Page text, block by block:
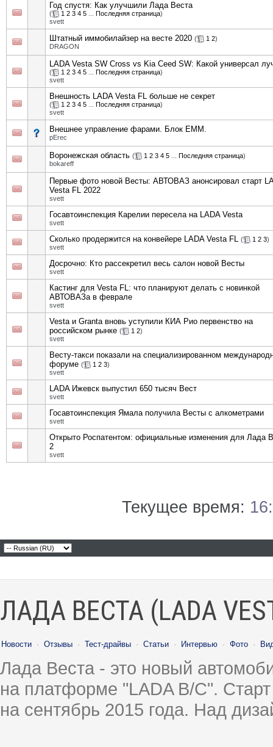
Год спустя: Как улучшили Лада Веста
( 1 2 3 4 5 Последняя страница)
svett
Штатный иммобилайзер на весте 2020 ( 1 2)
DRAGON
LADA Vesta SW Cross vs Kia Ceed SW: Какой универсал
( 1 2 3 4 5 Последняя страница)
svett
Внешность LADA Vesta FL больше не секрет
( 1 2 3 4 5 Последняя страница)
svett
Внешнее управление фарами. Блок EMM.
pErec
Воронежская область ( 1 2 3 4 5 Последняя страница)
bokareff
Первые фото новой Весты: АВТОВАЗ анонсировал старт
Vesta FL 2022
svett
Госавтоинспекция Карелии пересела на LADA Vesta
svett
Сколько продержится на конвейере LADA Vesta FL ( 1 2 3)
svett
Досрочно: Кто рассекретил весь салон новой Весты
svett
Кастинг для Vesta FL: что планируют делать с новинкой
АВТОВАЗа в феврале
svett
Vesta и Granta вновь уступили КИА Рио первенство на
российском рынке ( 1 2)
svett
Весту-такси показали на специализированном
форуме ( 1 2 3)
svett
LADA Ижевск выпустил 650 тысяч Вест
svett
Госавтоинспекция Ямала получила Весты с алкометрами
svett
Открыто Роспатентом: официальные изменения для Лада
2
svett
Текущее время:
ЛАДА ВЕСТА (LADA
Новости · Отзывы · Тест-драйвы · Статьи · Интервью · Фото ·
Лада Веста - это новый
на платформе "LADA B/C".
на сентябрь 2015 года. Над